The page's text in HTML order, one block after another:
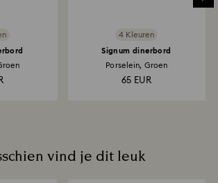
4 Kleuren
Signum dinerbord
Porselein, Groen
65 EUR
vind je dit leuk